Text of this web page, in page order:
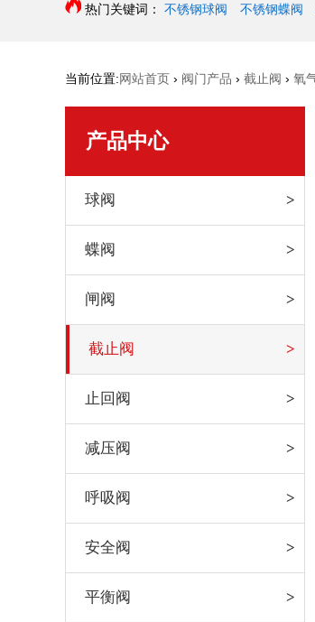
热门关键词： 不锈钢球阀 不锈钢蝶阀
当前位置:网站首页 › 阀门产品 › 截止阀 › 氧
产品中心
球阀
蝶阀
闸阀
截止阀
止回阀
减压阀
呼吸阀
安全阀
平衡阀